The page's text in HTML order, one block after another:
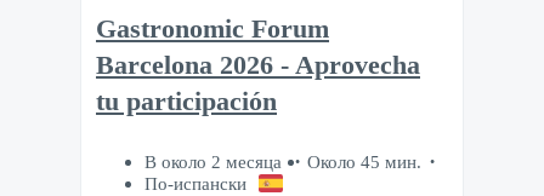
Gastronomic Forum
Barcelona 2026 - Aprovecha
tu participación
В около 2 месяца
Около 45 мин.
По-испански